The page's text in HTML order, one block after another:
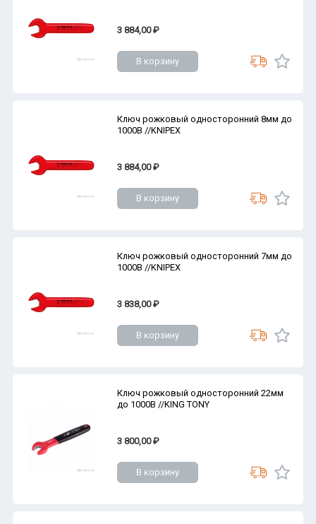
3 884,00 ₽
В корзину
Ключ рожковый односторонний 8мм до
1000В //KNIPEX
3 884,00 ₽
В корзину
Ключ рожковый односторонний 7мм до
1000В //KNIPEX
3 838,00 ₽
В корзину
Ключ рожковый односторонний 22мм
до 1000В //KING TONY
3 800,00 ₽
В корзину